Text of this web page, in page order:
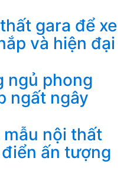
gara để xe
và hiện đại
ngủ phong
ngất ngây
nội thất
ấn tượng